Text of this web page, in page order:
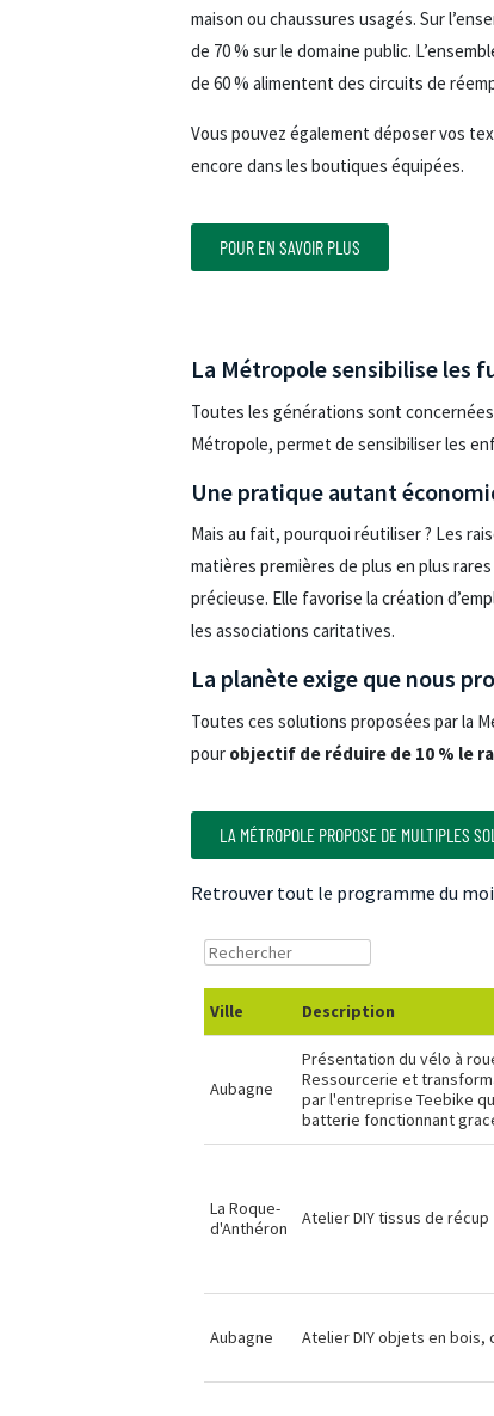
maison ou chaussures usagés. Sur
de 70 % sur le domaine public.
de 60 % alimentent des circuits de
Vous pouvez également déposer vos
encore dans les boutiques équipées.
POUR EN SAVOIR PLUS
La Métropole sensibilise les
Toutes les générations sont
Métropole, permet de sensibiliser les
Une pratique autant
Mais au fait, pourquoi réutiliser ? Les
matières premières de plus en plus
précieuse. Elle favorise la création
les associations caritatives.
La planète exige que nous
Toutes ces solutions proposées par la
pour objectif de réduire de 10 % le
LA MÉTROPOLE PROPOSE DE MULTIPLES
Retrouver tout le programme du